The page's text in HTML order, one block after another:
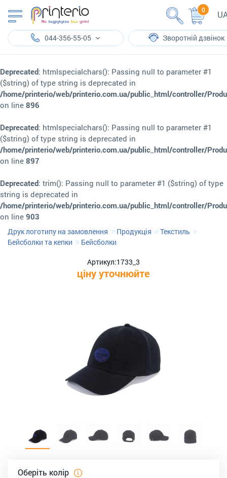
Deprecated: htmlspecialchars(): Passing null to parameter #1
($string) of type string is deprecated in
/home/printerio/web/printerio.com.ua/public_html/controller/
on line 896
Deprecated: htmlspecialchars(): Passing null to parameter #1
($string) of type string is deprecated in
/home/printerio/web/printerio.com.ua/public_html/controller/
on line 897
Deprecated: trim(): Passing null to parameter #1 ($string) of type
string is deprecated in
/home/printerio/web/printerio.com.ua/public_html/controller/
on line 903
0
044-356-55-05 Зворотній дзвінок
Друк логотипу на замовлення Продукція
Текстиль
Бейсболки та кепки
Бейсболки
Артикул:1733_3
ціну уточнюйте
Оберіть колір